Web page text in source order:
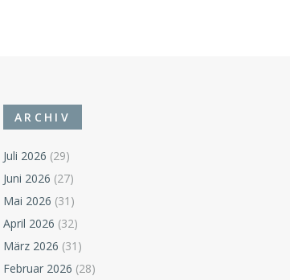
ARCHIV
Juli 2026 (29)
Juni 2026 (27)
Mai 2026 (31)
April 2026 (32)
März 2026 (31)
Februar 2026 (28)